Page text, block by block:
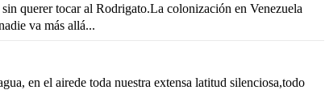
querer tocar al Rodrigato.La colonización en Venezuela
va más allá...
en el airede toda nuestra extensa latitud silenciosa,todo